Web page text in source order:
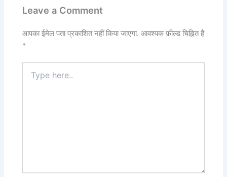
Leave a Comment
आपका ईमेल पता प्रकाशित नहीं किया जाएगा. आवश्यक फ़ील्ड चिह्नित हैं
*
here..